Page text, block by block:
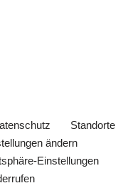
Standorte
ändern
Einstellungen